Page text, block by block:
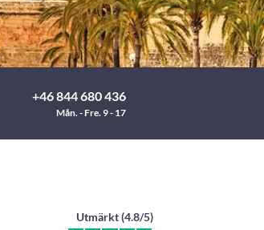
+46 844 680 436
Mån. - Fre. 9 - 17
Utmärkt (4.8/5)